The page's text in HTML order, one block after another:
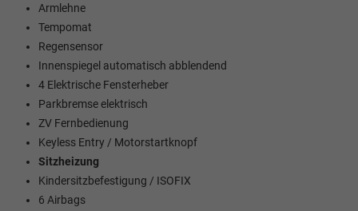
Armlehne
Tempomat
Regensensor
Innenspiegel automatisch abblendend
4 Elektrische Fensterheber
Parkbremse elektrisch
ZV Fernbedienung
Keyless Entry / Motorstartknopf
Sitzheizung
Kindersitzbefestigung / ISOFIX
6 Airbags